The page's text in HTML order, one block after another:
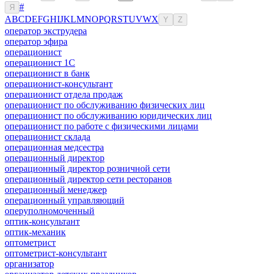
Я
#
ABCDEFGHIJKLMNOPQRSTUVWX Y Z
оператор экструдера
оператор эфира
операционист
операционист 1С
операционист в банк
операционист-консультант
операционист отдела продаж
операционист по обслуживанию физических лиц
операционист по обслуживанию юридических лиц
операционист по работе с физическими лицами
операционист склада
операционная медсестра
операционный директор
операционный директор розничной сети
операционный директор сети ресторанов
операционный менеджер
операционный управляющий
оперуполномоченный
оптик-консультант
оптик-механик
оптометрист
оптометрист-консультант
организатор